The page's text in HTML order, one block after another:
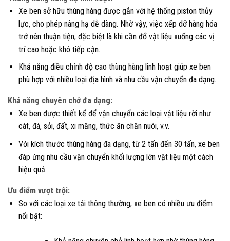
Xe ben sở hữu thùng hàng được gắn với hệ thống piston thủy
lực, cho phép nâng hạ dễ dàng. Nhờ vậy, việc xếp dỡ hàng hóa
trở nên thuận tiện, đặc biệt là khi cần đổ vật liệu xuống các vị
trí cao hoặc khó tiếp cận.
Khả năng điều chỉnh độ cao thùng hàng linh hoạt giúp xe ben
phù hợp với nhiều loại địa hình và nhu cầu vận chuyển đa dạng.
Khả năng chuyên chở đa dạng:
Xe ben được thiết kế để vận chuyển các loại vật liệu rời như
cát, đá, sỏi, đất, xi măng, thức ăn chăn nuôi, v.v.
Với kích thước thùng hàng đa dạng, từ 2 tấn đến 30 tấn, xe ben
đáp ứng nhu cầu vận chuyển khối lượng lớn vật liệu một cách
hiệu quả.
Ưu điểm vượt trội:
So với các loại xe tải thông thường, xe ben có nhiều ưu điểm
nổi bật: